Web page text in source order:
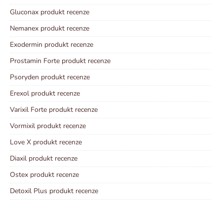
Gluconax produkt recenze
Nemanex produkt recenze
Exodermin produkt recenze
Prostamin Forte produkt recenze
Psoryden produkt recenze
Erexol produkt recenze
Varixil Forte produkt recenze
Vormixil produkt recenze
Love X produkt recenze
Diaxil produkt recenze
Ostex produkt recenze
Detoxil Plus produkt recenze